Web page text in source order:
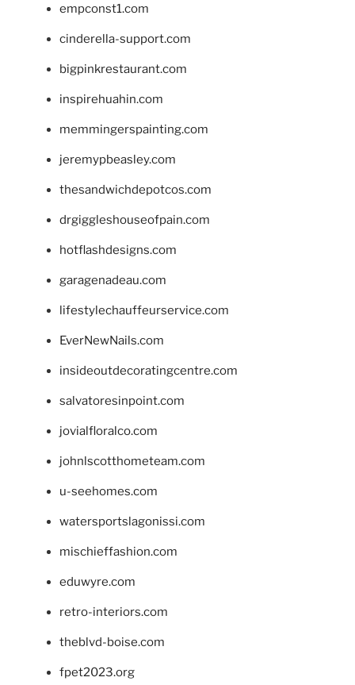
empconst1.com
cinderella-support.com
bigpinkrestaurant.com
inspirehuahin.com
memmingerspainting.com
jeremypbeasley.com
thesandwichdepotcos.com
drgiggleshouseofpain.com
hotflashdesigns.com
garagenadeau.com
lifestylechauffeurservice.com
EverNewNails.com
insideoutdecoratingcentre.com
salvatoresinpoint.com
jovialfloralco.com
johnlscotthometeam.com
u-seehomes.com
watersportslagonissi.com
mischieffashion.com
eduwyre.com
retro-interiors.com
theblvd-boise.com
fpet2023.org